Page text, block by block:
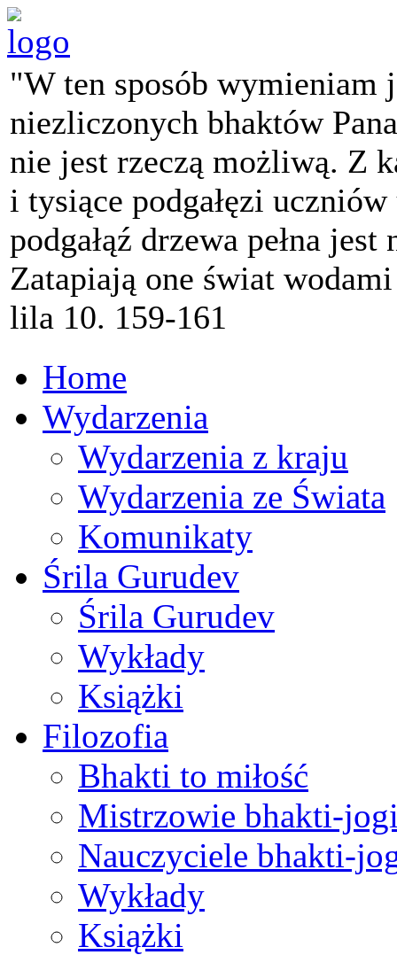
"W ten sposób wymieniam
niezliczonych bhaktów
nie jest rzeczą możliwą. Z
i tysiące podgałęzi
podgałąź drzewa pełna
Zatapiają one świat
lila 10. 159-161
Home
Wydarzenia
Wydarzenia z kraju
Wydarzenia ze Świata
Komunikaty
Śrila Gurudev
Śrila Gurudev
Wykłady
Książki
Filozofia
Bhakti to miłość
Mistrzowie bhakti-
Nauczyciele bhakti-
Wykłady
Książki